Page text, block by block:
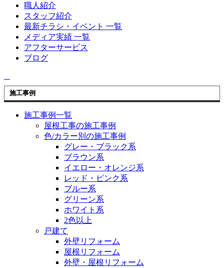
職人紹介
スタッフ紹介
最新チラシ・イベント 一覧
メディア実績 一覧
アフターサービス
ブログ
施工事例
施工事例一覧
屋根工事の施工事例
色/カラー別の施工事例
グレー・ブラック系
ブラウン系
イエロー・オレンジ系
レッド・ピンク系
ブルー系
グリーン系
ホワイト系
2色以上
戸建て
外壁リフォーム
屋根リフォーム
外壁・屋根リフォーム